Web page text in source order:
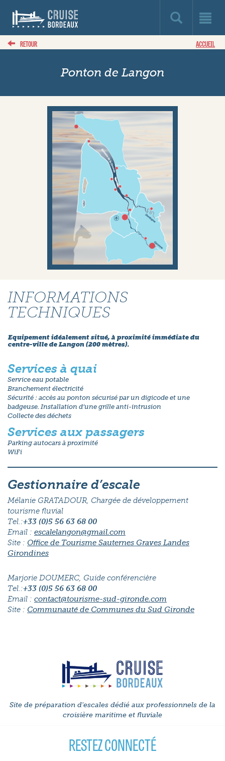
RETOUR ACCUEIL
Ponton de Langon
INFORMATIONS
TECHNIQUES
Equipement idéalement situé, à proximité immédiate du
centre-ville de Langon (200 mètres).
Services à quai
Service eau potable
Branchement électricité
Sécurité : accès au ponton sécurisé par un digicode et une
badgeuse. Installation d’une grille anti-intrusion
Collecte des déchets
Services aux passagers
Parking autocars à proximité
WiFi
Gestionnaire d’escale
Mélanie GRATADOUR, Chargée de développement
tourisme fluvial
Tel.:+33 (0)5 56 63 68 00
Email : escalelangon@gmail.com
Site : Office de Tourisme Sauternes Graves Landes
Girondines
Marjorie DOUMERC, Guide conférencière
Tel.:+33 (0)5 56 63 68 00
Email : contact@tourisme-sud-gironde.com
Site : Communauté de Communes du Sud Gironde
Site de préparation d'escales dédié aux professionnels de la
croisière maritime et fluviale
RESTEZ CONNECTÉ